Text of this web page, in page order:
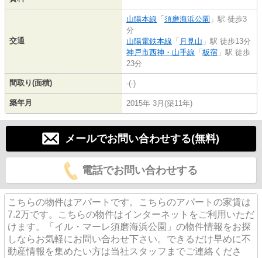
交通
山陽本線 「 須磨海浜公園 」駅 徒歩3
分
山陽電鉄本線 「 月見山 」駅 徒歩13分
神戸市西神・山手線 「 板宿 」駅 徒歩
23分
間取り(面積) -(-)
築年月 2015年 3月(築11年)
メールでお問い合わせする(無料)
電話でお問い合わせする
こちらの物件はアパートです。こちらのアパートの家賃は
7.2万です。こちらの物件はインターネットをご利用いただ
けます。「イル・マーレ須磨海浜公園」の物件情報をお探
しならお気軽にお問い合わせ下さい。できるだけ早めに不
動産情報を集めたい方は当社スタッフまでご連絡くださ